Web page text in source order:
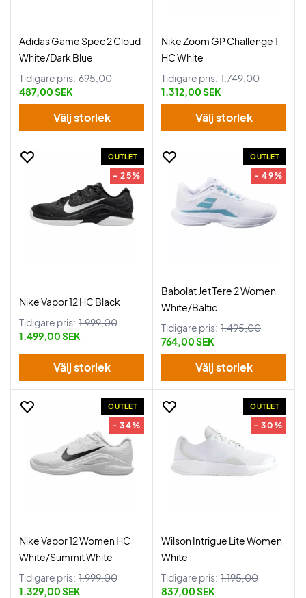
Adidas Game Spec 2 Cloud
White/Dark Blue
Tidigare pris: 695,00
487,00 SEK
Välj storlek
Nike Zoom GP Challenge 1
HC White
Tidigare pris: 1.749,00
1.312,00 SEK
Välj storlek
OUTLET
- 25%
Nike Vapor 12 HC Black
Tidigare pris: 1.999,00
1.499,00 SEK
Välj storlek
OUTLET
- 49%
Babolat Jet Tere 2 Women
White/Baltic
Tidigare pris: 1.495,00
764,00 SEK
Välj storlek
OUTLET
- 34%
Nike Vapor 12 Women HC
White/Summit White
Tidigare pris: 1.999,00
1.329,00 SEK
OUTLET
- 30%
Wilson Intrigue Lite Women
White
Tidigare pris: 1.195,00
837,00 SEK